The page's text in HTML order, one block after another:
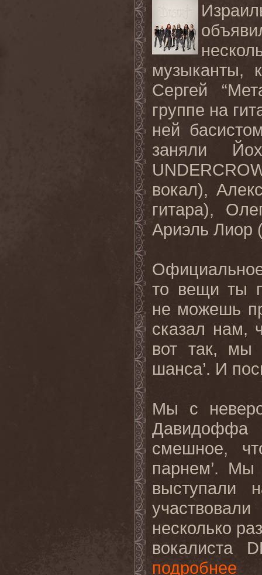
музыканты,
Сергей
группе на
ней
заняли
вокал),
гитара),
Ариэль Лиор
то вещи ты
не можешь
сказал нам,
вот так, мы
шанса’. И
Мы с
Давидоффа
смешное,
парнем’. Мы
выступали
несколько
вокалиста
подробнее